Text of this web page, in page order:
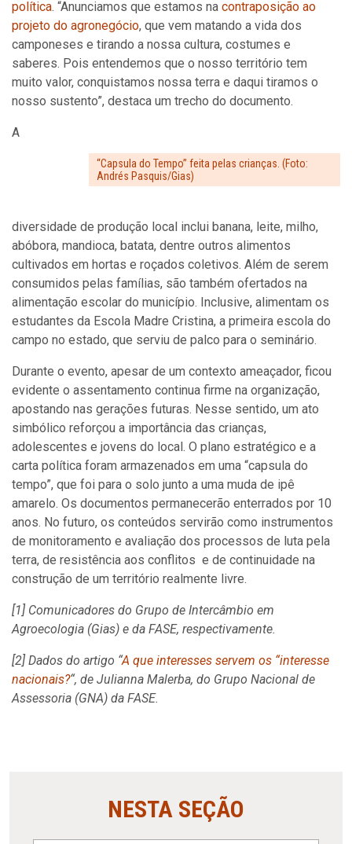
política. “Anunciamos que estamos na contraposição ao
projeto do agronegócio, que vem matando a vida dos
camponeses e tirando a nossa cultura, costumes e
saberes. Pois entendemos que o nosso território tem
muito valor, conquistamos nossa terra e daqui tiramos o
nosso sustento”, destaca um trecho do documento.
“Capsula do Tempo” feita pelas crianças. (Foto:
Andrés Pasquis/Gias)
A
diversidade de produção local inclui banana, leite, milho,
abóbora, mandioca, batata, dentre outros alimentos
cultivados em hortas e roçados coletivos. Além de serem
consumidos pelas famílias, são também ofertados na
alimentação escolar do município. Inclusive, alimentam os
estudantes da Escola Madre Cristina, a primeira escola do
campo no estado, que serviu de palco para o seminário.
Durante o evento, apesar de um contexto ameaçador, ficou
evidente o assentamento continua firme na organização,
apostando nas gerações futuras. Nesse sentido, um ato
simbólico reforçou a importância das crianças,
adolescentes e jovens do local. O plano estratégico e a
carta política foram armazenados em uma “capsula do
tempo”, que foi para o solo junto a uma muda de ipê
amarelo. Os documentos permanecerão enterrados por 10
anos. No futuro, os conteúdos servirão como instrumentos
de monitoramento e avaliação dos processos de luta pela
terra, de resistência aos conflitos e de continuidade na
construção de um território realmente livre.
[1] Comunicadores do Grupo de Intercâmbio em
Agroecologia (Gias) e da FASE, respectivamente.
[2] Dados do artigo “A que interesses servem os “interesse
nacionais?“, de Julianna Malerba, do Grupo Nacional de
Assessoria (GNA) da FASE.
NESTA SEÇÃO